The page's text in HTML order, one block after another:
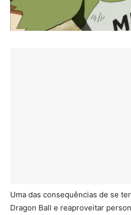
Uma das consequências de se
Dragon Ball e reaproveitar